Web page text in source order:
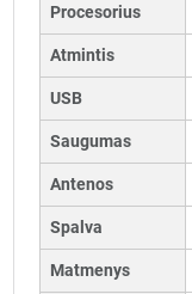
Procesorius
Atmintis
USB
Saugumas
Antenos
Spalva
Matmenys